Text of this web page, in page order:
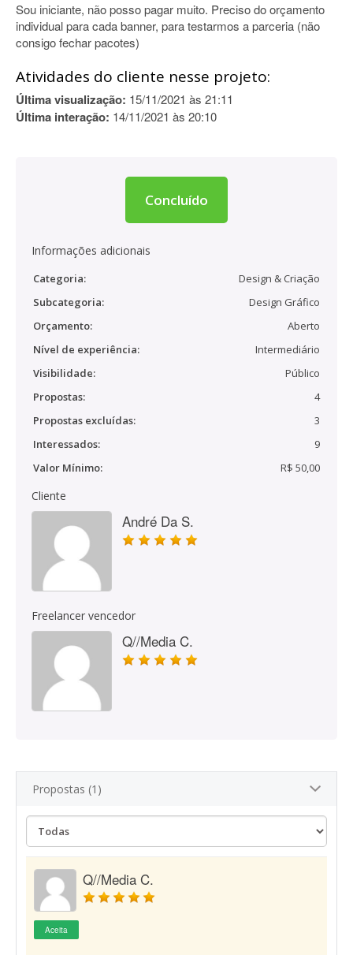
Sou iniciante, não posso pagar muito. Preciso do orçamento
individual para cada banner, para testarmos a parceria (não
consigo fechar pacotes)
Atividades do cliente nesse projeto:
Última visualização: 15/11/2021 às 21:11
Última interação: 14/11/2021 às 20:10
Concluído
Informações adicionais
Categoria:
Design & Criação
Subcategoria:
Design Gráfico
Orçamento:
Aberto
Nível de experiência:
Intermediário
Visibilidade:
Público
Propostas:
4
Propostas excluídas:
3
Interessados:
9
Valor Mínimo:
R$ 50,00
Cliente
André Da S.
Freelancer vencedor
Q//Media C.
Propostas (1)
Q//Media C.
Aceita